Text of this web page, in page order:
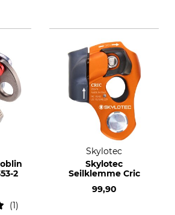
2
1
Skylotec
Skylotec
Seilklemme Cric
99,90